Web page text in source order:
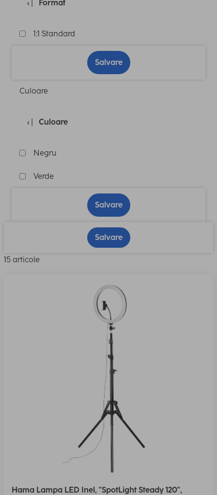
Format
1:1 Standard
Salvare
Culoare
Culoare
Negru
Verde
Salvare
Salvare
15 articole
Hama Lampa LED Inel, "SpotLight Steady 120",